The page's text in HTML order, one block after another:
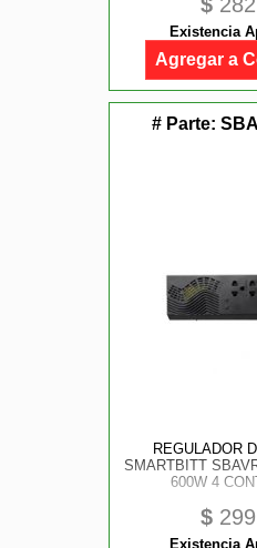
Existencia
Agregar a
# Parte:
REGULADOR
SMARTBITT
600W 4
$
Existencia